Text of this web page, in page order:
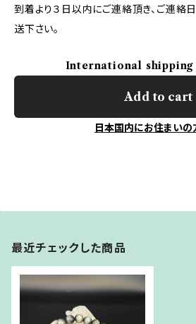
到着より３日以内にご連絡頂き、ご連絡
送下さい。
International
Add to cart
日本国内にお住まいの
最近チェックした商品